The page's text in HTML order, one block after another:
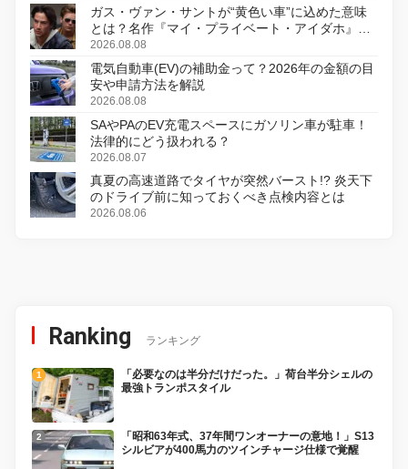
ガス・ヴァン・サントが“黄色い車”に込めた意味
とは？名作『マイ・プライベート・アイダホ』が
初のデジタルリマスター版で復活
2026.08.08
電気自動車(EV)の補助金って？2026年の金額の目
安や申請方法を解説
2026.08.08
SAやPAのEV充電スペースにガソリン車が駐車！
法律的にどう扱われる？
2026.08.07
真夏の高速道路でタイヤが突然バースト!? 炎天下
のドライブ前に知っておくべき点検内容とは
2026.08.06
Ranking ランキング
「必要なのは半分だけだった。」荷台半分シェルの
最強トランポスタイル
「昭和63年式、37年間ワンオーナーの意地！」S13
シルビアが400馬力のツインチャージ仕様で覚醒